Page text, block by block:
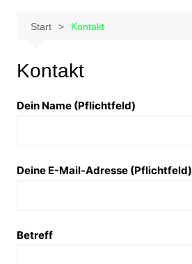
Start Kontakt
Kontakt
Dein Name (Pflichtfeld)
Deine E-Mail-Adresse (Pflichtfeld)
Betreff